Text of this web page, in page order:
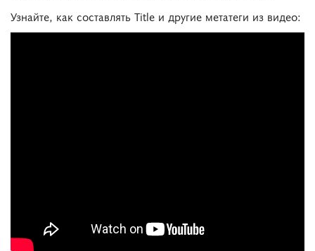
Узнайте, как составлять Title и другие метатеги из видео: